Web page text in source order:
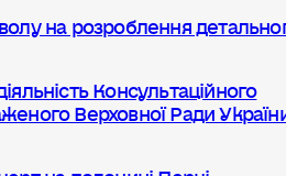
на розроблення
Консультаційного
Верховної Ради